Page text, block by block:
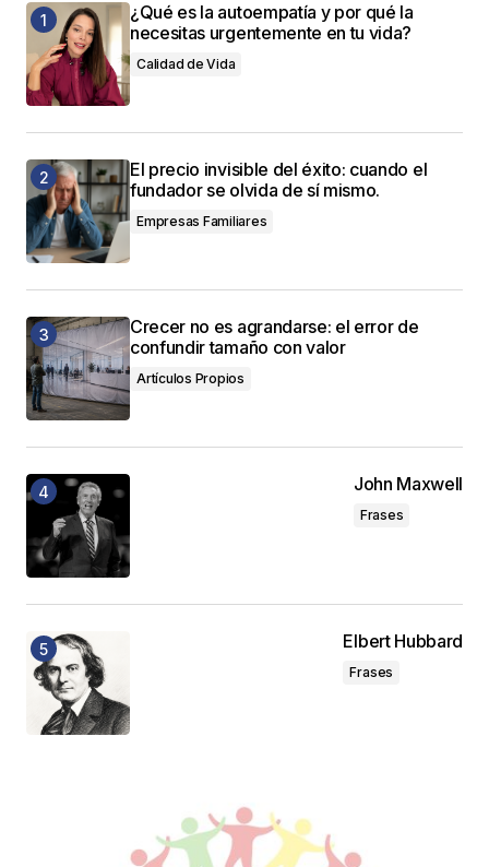
¿Qué es la autoempatía y por qué la
necesitas urgentemente en tu vida?
Calidad de Vida
El precio invisible del éxito: cuando el
fundador se olvida de sí mismo.
Empresas Familiares
Crecer no es agrandarse: el error de
confundir tamaño con valor
Artículos Propios
John Maxwell
Frases
Elbert Hubbard
Frases